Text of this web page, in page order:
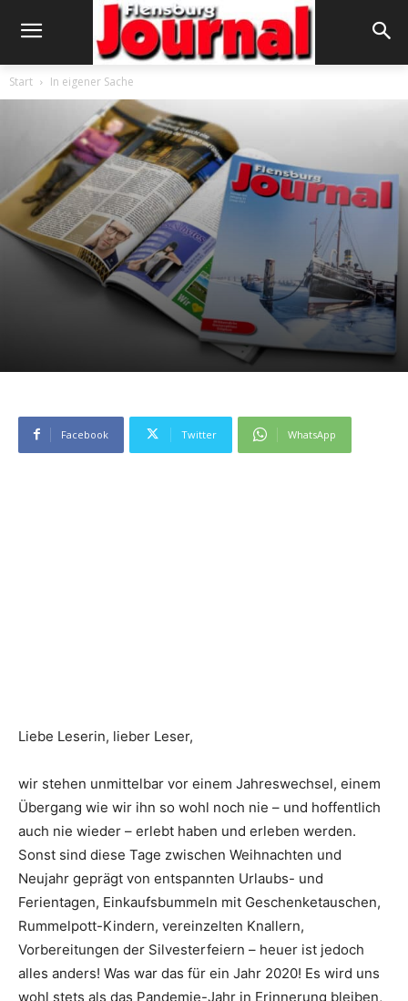
Start In eigener Sache
Facebook Twitter WhatsApp
Liebe Leserin, lieber Leser,
wir stehen unmittelbar vor einem Jahreswechsel, einem
Übergang wie wir ihn so wohl noch nie – und hoffentlich
auch nie wieder – erlebt haben und erleben werden.
Sonst sind diese Tage zwischen Weihnachten und
Neujahr geprägt von entspannten Urlaubs- und
Ferientagen, Einkaufsbummeln mit Geschenketauschen,
Rummelpott-Kindern, vereinzelten Knallern,
Vorbereitungen der Silvesterfeiern – heuer ist jedoch
alles anders! Was war das für ein Jahr 2020! Es wird uns
wohl stets als das Pandemie-Jahr in Erinnerung bleiben,